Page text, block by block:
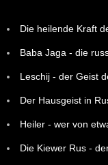
Die heilende Kraft
Baba Jaga - die
Leschij - der Geist
Der Hausgeist in
Heiler - wer von
Die Kiewer Rus -